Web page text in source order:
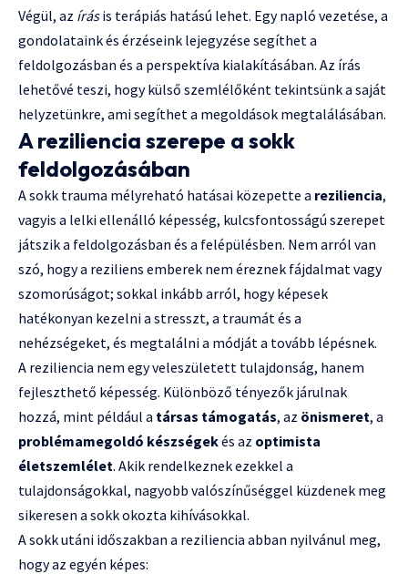
Végül, az írásis terápiás hatású lehet. Egy napló vezetése, a
gondolataink és érzéseink lejegyzése segíthet a
feldolgozásban és a perspektíva kialakításában. Az írás
lehetővé teszi, hogy külső szemlélőként tekintsünk a saját
helyzetünkre, ami segíthet a megoldások megtalálásában.
A reziliencia szerepe a sokk
feldolgozásában
A sokk trauma mélyreható hatásai közepette a reziliencia,
vagyis a lelki ellenálló képesség, kulcsfontosságú szerepet
játszik a feldolgozásban és a felépülésben. Nem arról van
szó, hogy a reziliens emberek nem éreznek fájdalmat vagy
szomorúságot; sokkal inkább arról, hogy képesek
hatékonyan kezelni a stresszt, a traumát és a
nehézségeket, és megtalálni a módját a tovább lépésnek.
A reziliencia nem egy veleszületett tulajdonság, hanem
fejleszthető képesség. Különböző tényezők járulnak
hozzá, mint például a társas támogatás, az önismeret, a
problémamegoldó készségekés az optimista
életszemlélet. Akik rendelkeznek ezekkel a
tulajdonságokkal, nagyobb valószínűséggel küzdenek meg
sikeresen a sokk okozta kihívásokkal.
A sokk utáni időszakban a reziliencia abban nyilvánul meg,
hogy az egyén képes: